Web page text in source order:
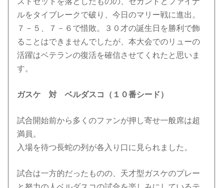
ルをタイブレークで破り、今日のマリー戦に進出。
７－５、７－６で惜敗。３０才の誕生日を勝利で飾
ることはできませんでしたが、本大会でのリューの
活躍はベテランの復活を確信させてくれたと思いま
す。
ガスケ 対 ベルダスコ（１０番シード）
試合開始前から多くのファンが押し寄せ一般席は超
満員。
入場を待つ長蛇の列が各入り口に見られました。
試合は一方的だったものの、天才型ガスケのプレー